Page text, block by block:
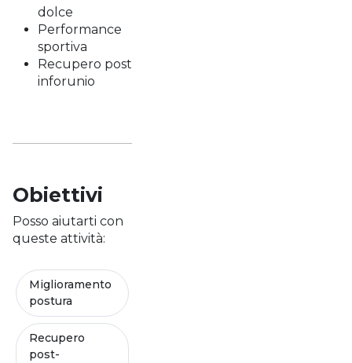
dolce
Performance
sportiva
Recupero post
inforunio
Obiettivi
Posso aiutarti con
queste attività:
Miglioramento
postura
Recupero
post-